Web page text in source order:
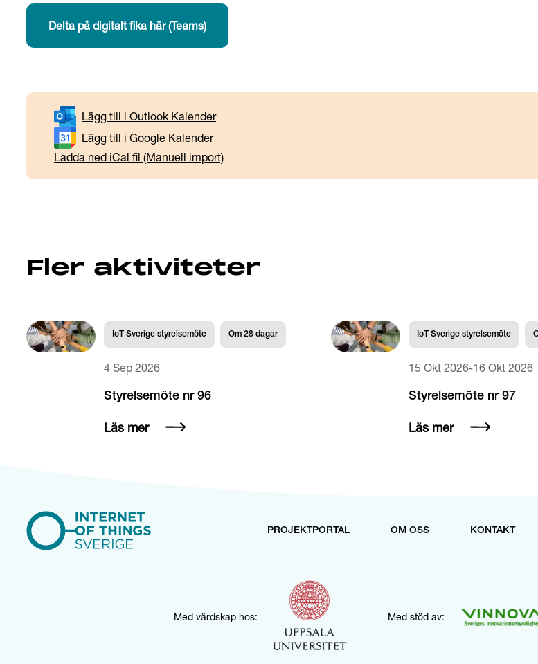
Delta på digitalt fika här (Teams)
Lägg till i Outlook Kalender
Lägg till i Google Kalender
Ladda ned iCal fil (Manuell import)
Fler aktiviteter
IoT Sverige styrelsemöte Om 28 dagar
4 Sep 2026
Styrelsemöte nr 96
Läs mer
IoT Sverige styrelsemöte
15 Okt 2026-16 Okt 2026
Styrelsemöte nr 97
Läs mer
PROJEKTPORTAL OM OSS KONTAKT
Med värdskap hos: Med stöd av: